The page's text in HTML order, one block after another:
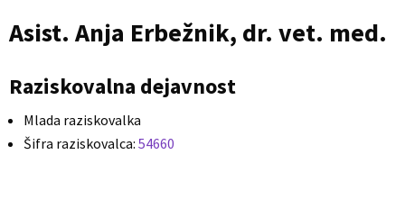
Asist. Anja Erbežnik, dr. vet. med.
Raziskovalna dejavnost
Mlada raziskovalka
Šifra raziskovalca: 54660